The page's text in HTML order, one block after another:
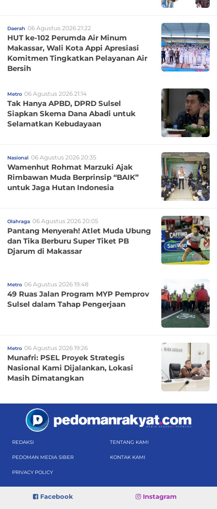
Daerah 06 Agustus 2026 21:22
HUT ke-102 Perumda Air Minum
Makassar, Wali Kota Appi Apresiasi
Komitmen Tingkatkan Pelayanan Air
Bersih
Metro 06 Agustus 2026 21:14
Tak Hanya APBD, DPRD Sulsel
Siapkan Skema Dana Abadi untuk
Selamatkan Kebudayaan
Nasional 06 Agustus 2026 20:35
Wamenhut Rohmat Marzuki Ajak
Rimbawan Muda Berprinsip “BAIK”
untuk Jaga Hutan Indonesia
Olahraga 06 Agustus 2026 20:05
Pantang Menyerah! Atlet Muda Ubung
dan Tika Berburu Super Tiket PB
Djarum di Makassar
Metro 06 Agustus 2026 19:48
49 Ruas Jalan Program MYP Pemprov
Sulsel dalam Tahap Pengerjaan
Metro 06 Agustus 2026 19:26
Munafri: PSEL Proyek Strategis
Nasional Kami Dijalankan, Lokasi
Masih Dimatangkan
REDAKSI TENTANG KAMI
PEDOMAN MEDIA SIBER KONTAK KAMI
PRIVACY POLICY
Facebook
Instagram